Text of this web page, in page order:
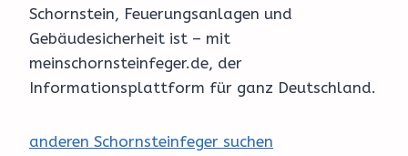
Schornstein, Feuerungsanlagen und
Gebäudesicherheit ist – mit
meinschornsteinfeger.de, der
Informationsplattform für ganz Deutschland.
anderen Schornsteinfeger suchen